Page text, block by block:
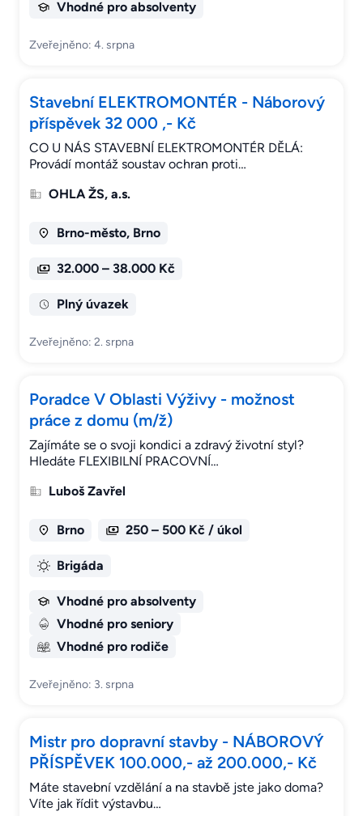
Vhodné pro absolventy
Zveřejněno: 4. srpna
Stavební ELEKTROMONTÉR - Náborový
příspěvek 32 000 ,- Kč
CO U NÁS STAVEBNÍ ELEKTROMONTÉR DĚLÁ:
Provádí montáž soustav ochran proti…
OHLA ŽS, a.s.
Brno-město, Brno
32.000 – 38.000 Kč
Plný úvazek
Zveřejněno: 2. srpna
Poradce V Oblasti Výživy - možnost
práce z domu (m/ž)
Zajímáte se o svoji kondici a zdravý životní styl?
Hledáte FLEXIBILNÍ PRACOVNÍ…
Luboš Zavřel
Brno 250 – 500 Kč / úkol
Brigáda
Vhodné pro absolventy
Vhodné pro seniory
Vhodné pro rodiče
Zveřejněno: 3. srpna
Mistr pro dopravní stavby - NÁBOROVÝ
PŘÍSPĚVEK 100.000,- až 200.000,- Kč
Máte stavební vzdělání a na stavbě jste jako doma?
Víte jak řídit výstavbu…